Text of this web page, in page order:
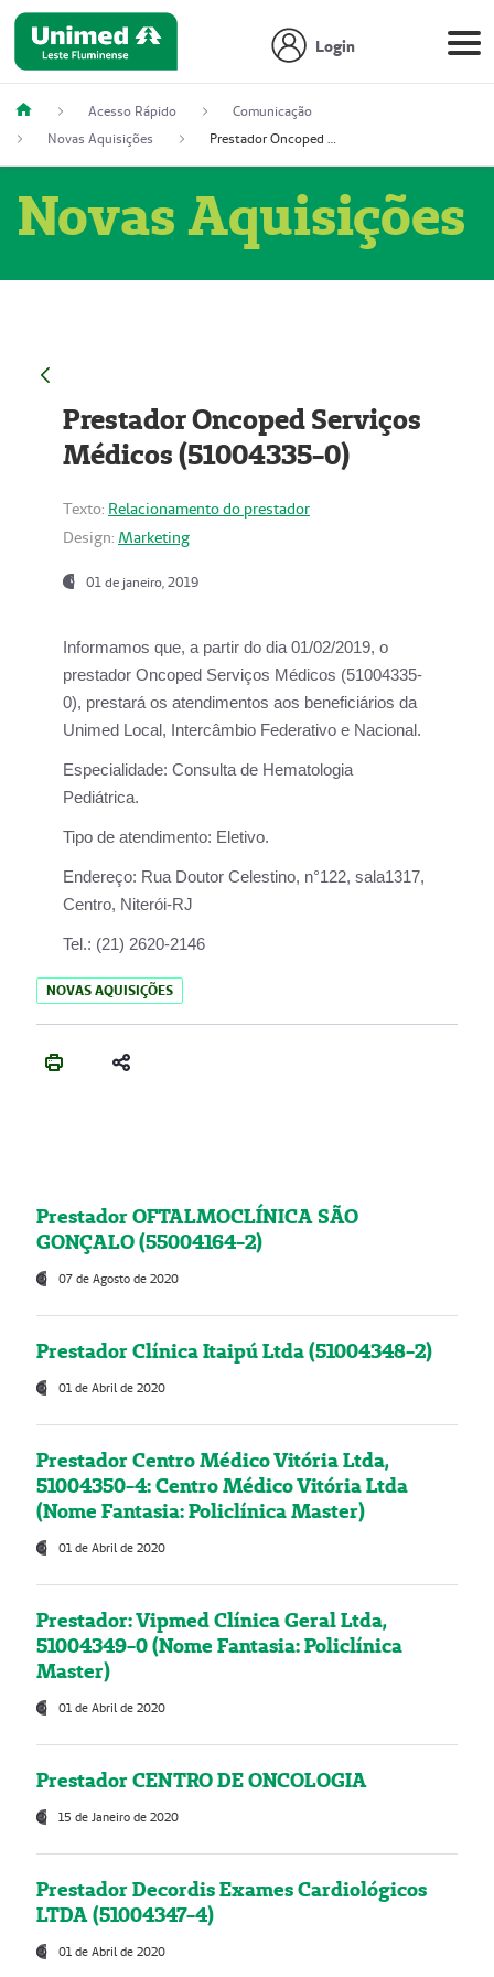
Login
Acesso Rápido
Comunicação
Novas Aquisições
Prestador Oncoped Serviços Médicos (51004335-0)
Novas Aquisições
Prestador Oncoped Serviços
Médicos (51004335-0)
Texto: Relacionamento do prestador
Design: Marketing
01 de janeiro, 2019
Informamos que, a partir do dia 01/02/2019, o
prestador Oncoped Serviços Médicos (51004335-
0), prestará os atendimentos aos beneficiários da
Unimed Local, Intercâmbio Federativo e Nacional.
Especialidade: Consulta de Hematologia
Pediátrica.
Tipo de atendimento: Eletivo.
Endereço: Rua Doutor Celestino, n°122, sala1317,
Centro, Niterói-RJ
Tel.: (21) 2620-2146
NOVAS AQUISIÇÕES
Prestador OFTALMOCLÍNICA SÃO
GONÇALO (55004164-2)
07 de Agosto de 2020
Prestador Clínica Itaipú Ltda (51004348-2)
01 de Abril de 2020
Prestador Centro Médico Vitória Ltda,
51004350-4: Centro Médico Vitória Ltda
(Nome Fantasia: Policlínica Master)
01 de Abril de 2020
Prestador: Vipmed Clínica Geral Ltda,
51004349-0 (Nome Fantasia: Policlínica
Master)
01 de Abril de 2020
Prestador CENTRO DE ONCOLOGIA
15 de Janeiro de 2020
Prestador Decordis Exames Cardiológicos
LTDA (51004347-4)
01 de Abril de 2020